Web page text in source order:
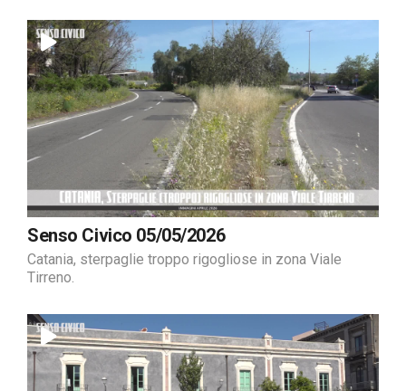
Senso Civico 05/05/2026
Catania, sterpaglie troppo rigogliose in zona Viale
Tirreno.